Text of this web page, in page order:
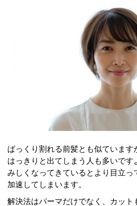
ぱっくり割れる前髪とも似ています
はっきりと出てしまう人も多いです
みしくなってきているとより目立っ
加速してしまいます。
解決法はパーマだけでなく、カット